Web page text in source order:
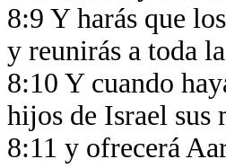
8:9 Y harás que
y reunirás a toda
8:10 Y cuando
hijos de Israel sus
8:11 y ofrecerá